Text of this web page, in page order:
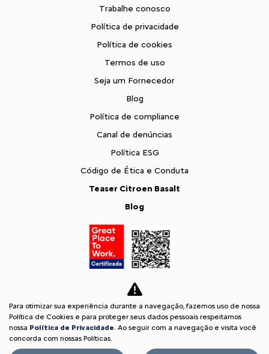
Trabalhe conosco
Política de privacidade
Política de cookies
Termos de uso
Seja um Fornecedor
Blog
Política de compliance
Canal de denúncias
Política ESG
Código de Ética e Conduta
Teaser Citroen Basalt
Blog
Desacelere. Seu bem maior é a vida.
Para otimizar sua experiência durante a navegação, fazemos uso de nossa
Política de Cookies e para proteger seus dados pessoais respeitamos
nossa Política de Privacidade. Ao seguir com a navegação e visita você
concorda com nossas Políticas.